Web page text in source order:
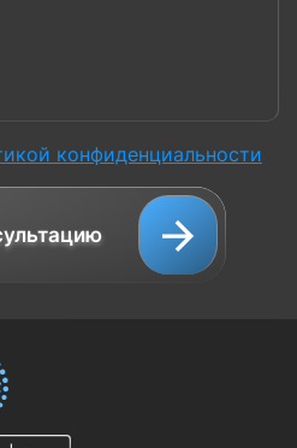
конфиденциальности